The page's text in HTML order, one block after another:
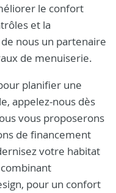
le confort
et la
nous un partenaire
de menuiserie.
planifier une
appelez-nous dès
vous proposerons
de financement
votre habitat
pour un confort